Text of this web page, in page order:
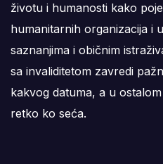
životu i humanosti kako
humanitarnih organizacija i
saznanjima i običnim
sa invaliditetom zavredi
kakvog datuma, a u
retko ko seća.